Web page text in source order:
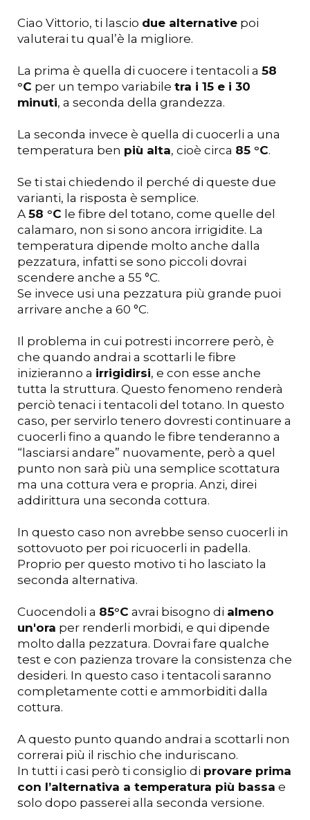
Ciao Vittorio, ti lascio due alternative poi
valuterai tu qual’è la migliore.
La prima è quella di cuocere i tentacoli a 58
°C per un tempo variabile tra i 15 e i 30
minuti, a seconda della grandezza.
La seconda invece è quella di cuocerli a una
temperatura ben più alta, cioè circa 85 °C.
Se ti stai chiedendo il perché di queste due
varianti, la risposta è semplice.
A 58 °C le fibre del totano, come quelle del
calamaro, non si sono ancora irrigidite. La
temperatura dipende molto anche dalla
pezzatura, infatti se sono piccoli dovrai
scendere anche a 55 °C.
Se invece usi una pezzatura più grande puoi
arrivare anche a 60 °C.
Il problema in cui potresti incorrere però, è
che quando andrai a scottarli le fibre
inizieranno a irrigidirsi, e con esse anche
tutta la struttura. Questo fenomeno renderà
perciò tenaci i tentacoli del totano. In questo
caso, per servirlo tenero dovresti continuare a
cuocerli fino a quando le fibre tenderanno a
“lasciarsi andare” nuovamente, però a quel
punto non sarà più una semplice scottatura
ma una cottura vera e propria. Anzi, direi
addirittura una seconda cottura.
In questo caso non avrebbe senso cuocerli in
sottovuoto per poi ricuocerli in padella.
Proprio per questo motivo ti ho lasciato la
seconda alternativa.
Cuocendoli a 85°C avrai bisogno di almeno
un'ora per renderli morbidi, e qui dipende
molto dalla pezzatura. Dovrai fare qualche
test e con pazienza trovare la consistenza che
desideri. In questo caso i tentacoli saranno
completamente cotti e ammorbiditi dalla
cottura.
A questo punto quando andrai a scottarli non
correrai più il rischio che induriscano.
In tutti i casi però ti consiglio di provare prima
con l’alternativa a temperatura più bassa e
solo dopo passerei alla seconda versione.